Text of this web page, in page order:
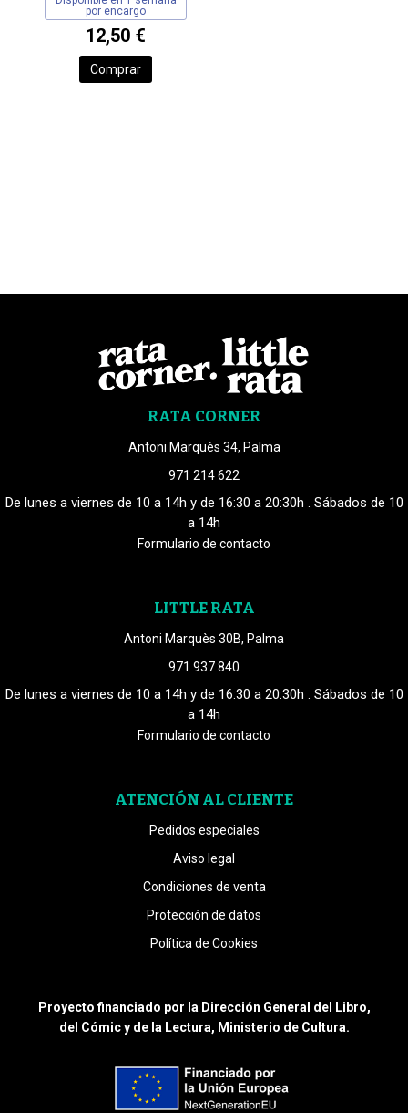
por encargo
12,50 €
Comprar
RATA CORNER
Antoni Marquès 34, Palma
971 214 622
De lunes a viernes de 10 a 14h y de 16:30 a 20:30h . Sábados de 10
a 14h
Formulario de contacto
LITTLE RATA
Antoni Marquès 30B, Palma
971 937 840
De lunes a viernes de 10 a 14h y de 16:30 a 20:30h . Sábados de 10
a 14h
Formulario de contacto
ATENCIÓN AL CLIENTE
Pedidos especiales
Aviso legal
Condiciones de venta
Protección de datos
Política de Cookies
Proyecto financiado por la Dirección General del Libro,
del Cómic y de la Lectura, Ministerio de Cultura.